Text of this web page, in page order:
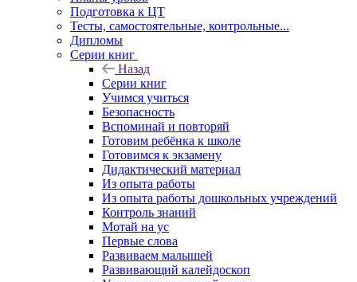
Подготовка к ЦТ
Тесты, самостоятельные, контрольные...
Дипломы
Серии книг
Назад
Серии книг
Учимся учиться
Безопасность
Вспоминай и повторяй
Готовим ребёнка к школе
Готовимся к экзамену
Дидактический материал
Из опыта работы
Из опыта работы дошкольных учреждений
Контроль знаний
Мотай на ус
Первые слова
Развиваем малышей
Развивающий калейдоскоп